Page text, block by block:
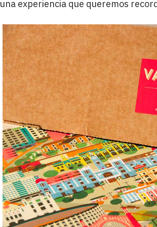
una experiencia que queremos